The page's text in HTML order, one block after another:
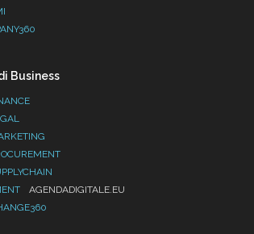
Business
AGENDADIGITALE.EU